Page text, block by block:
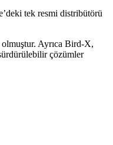
tek resmi distribütörü
Ayrıca Bird-X,
çözümler